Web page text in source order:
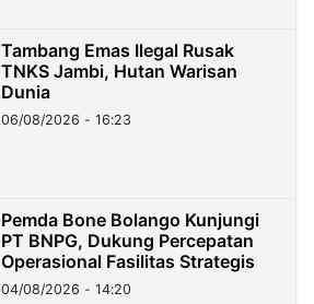
Tambang Emas Ilegal Rusak
TNKS Jambi, Hutan Warisan
Dunia
06/08/2026 - 16:23
Pemda Bone Bolango Kunjungi
PT BNPG, Dukung Percepatan
Operasional Fasilitas Strategis
04/08/2026 - 14:20